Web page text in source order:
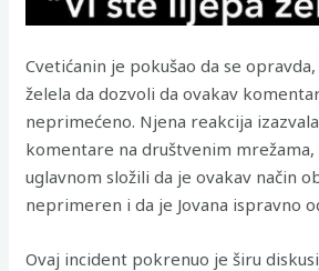
Cvetićanin je pokušao da se
želela da dozvoli da ovakav
neprimećeno. Njena reakcija
komentare na društvenim mrežama,
uglavnom složili da je ovakav način
neprimeren i da je Jovana ispravno
Ovaj incident pokrenuo je širu